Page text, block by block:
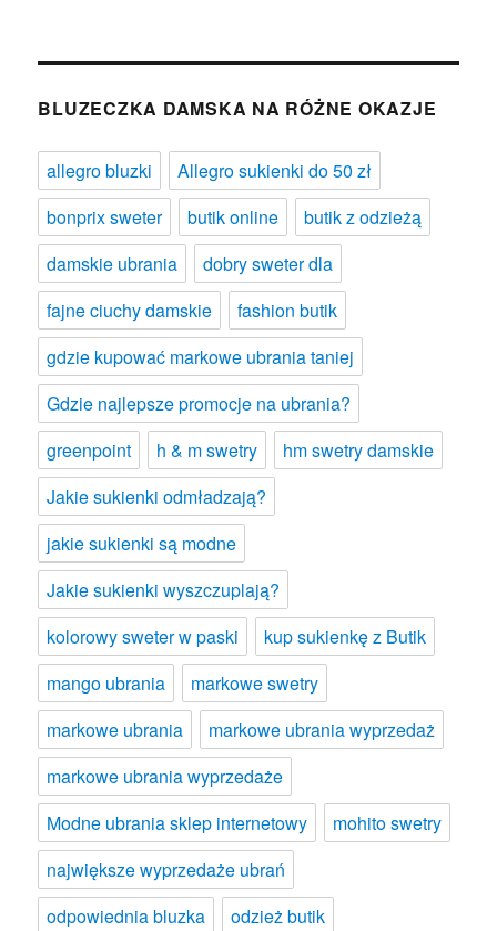
BLUZECZKA DAMSKA NA RÓŻNE OKAZJE
allegro bluzki
Allegro sukienki do 50 zł
bonprix sweter
butik online
butik z odzieżą
damskie ubrania
dobry sweter dla
fajne ciuchy damskie
fashion butik
gdzie kupować markowe ubrania taniej
Gdzie najlepsze promocje na ubrania?
greenpoint
h & m swetry
hm swetry damskie
Jakie sukienki odmładzają?
jakie sukienki są modne
Jakie sukienki wyszczuplają?
kolorowy sweter w paski
kup sukienkę z Butik
mango ubrania
markowe swetry
markowe ubrania
markowe ubrania wyprzedaż
markowe ubrania wyprzedaże
Modne ubrania sklep internetowy
mohito swetry
największe wyprzedaże ubrań
odpowiednia bluzka
odzież butik